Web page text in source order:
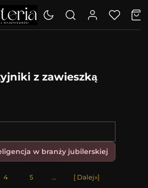
z zawieszką
w branży jubilerskiej
4 5 ... [ Dalej»]